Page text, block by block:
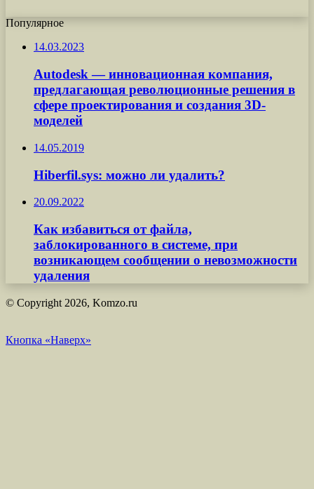
Популярное
14.03.2023
Autodesk — инновационная компания,
предлагающая революционные решения в
сфере проектирования и создания 3D-
моделей
14.05.2019
Hiberfil.sys: можно ли удалить?
20.09.2022
Как избавиться от файла,
заблокированного в системе, при
возникающем сообщении о невозможности
удаления
© Copyright 2026, Komzo.ru
Кнопка «Наверх»